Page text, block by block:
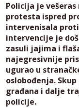
Policija je
protesta ispred
intervenisala
intervencije je
zasuli jajima i
najegresivnije
ugurao u
oslobođenja.
građana i dalje
policije.